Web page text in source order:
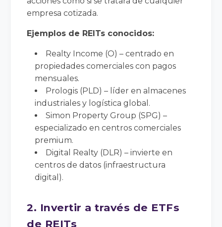
empresa cotizada.
Ejemplos de REITs conocidos:
Realty Income (O) – centrado en
propiedades comerciales con pagos
mensuales.
Prologis (PLD) – líder en almacenes
industriales y logística global.
Simon Property Group (SPG) –
especializado en centros comerciales
premium.
Digital Realty (DLR) – invierte en
centros de datos (infraestructura
digital).
2. Invertir a través de ETFs
de REITs